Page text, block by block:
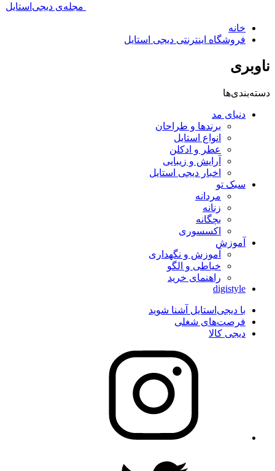
مجله‌ی دیجی‌استایل
خانه
فروشگاه اینترنتی دیجی استایل
ناوبری
دسته‌بندی‌ها
دنیای مد
برندها و طراحان
انواع استایل
عطر و ادکلن
آرایش و زیبایی
اخبار دیجی استایل
سبک تو
مردانه
زنانه
بچگانه
اکسسوری
آموزش
آموزش و نگهداری
خیاطی و الگو
راهنمای خرید
digistyle
با دیجی‌استایل آشنا شوید
فرصت‌های شغلی
دیجی کالا